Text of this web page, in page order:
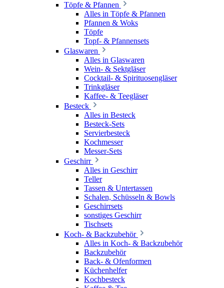
Töpfe & Pfannen
Alles in Töpfe & Pfannen
Pfannen & Woks
Töpfe
Topf- & Pfannensets
Glaswaren
Alles in Glaswaren
Wein- & Sektgläser
Cocktail- & Spirituosengläser
Trinkgläser
Kaffee- & Teegläser
Besteck
Alles in Besteck
Besteck-Sets
Servierbesteck
Kochmesser
Messer-Sets
Geschirr
Alles in Geschirr
Teller
Tassen & Untertassen
Schalen, Schüsseln & Bowls
Geschirrsets
sonstiges Geschirr
Tischsets
Koch- & Backzubehör
Alles in Koch- & Backzubehör
Backzubehör
Back- & Ofenformen
Küchenhelfer
Kochbesteck